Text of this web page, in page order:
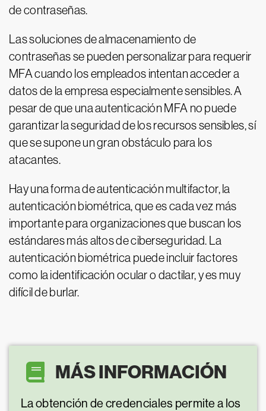
de contraseñas.
Las soluciones de almacenamiento de
contraseñas se pueden personalizar para requerir
MFA cuando los empleados intentan acceder a
datos de la empresa especialmente sensibles. A
pesar de que una autenticación MFA no puede
garantizar la seguridad de los recursos sensibles, sí
que se supone un gran obstáculo para los
atacantes.
Hay una forma de autenticación multifactor, la
autenticación biométrica, que es cada vez más
importante para organizaciones que buscan los
estándares más altos de ciberseguridad. La
autenticación biométrica puede incluir factores
como la identificación ocular o dactilar, y es muy
difícil de burlar.
MÁS INFORMACIÓN
La obtención de credenciales permite a los